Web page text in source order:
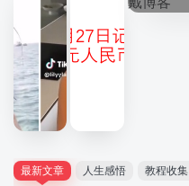
最新文章 人生感悟 教程收集